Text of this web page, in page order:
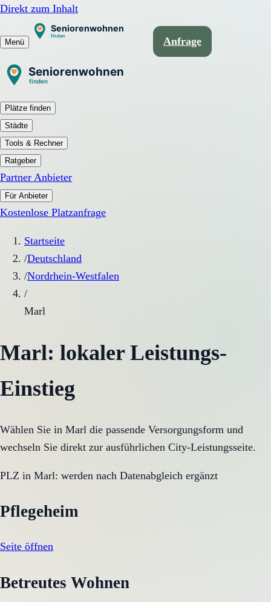
Direkt zum Inhalt
Menü Anfrage
Plätze finden
Städte
Tools & Rechner
Ratgeber
Partner Anbieter
Für Anbieter
Kostenlose Platzanfrage
Startseite
/Deutschland
/Nordrhein-Westfalen
/
Marl
Marl: lokaler Leistungs-
Einstieg
Wählen Sie in Marl die passende Versorgungsform und
wechseln Sie direkt zur ausführlichen City-Leistungsseite.
PLZ in Marl: werden nach Datenabgleich ergänzt
Pflegeheim
Seite öffnen
Betreutes Wohnen